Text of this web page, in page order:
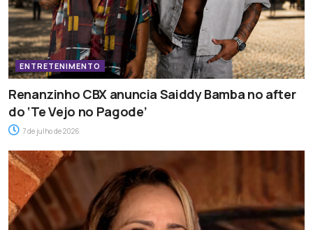
ENTRETENIMENTO
Renanzinho CBX anuncia Saiddy Bamba no after
do ‘Te Vejo no Pagode’
7 de julho de 2026